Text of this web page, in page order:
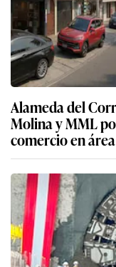
Alameda del
Molina y MML
comercio en